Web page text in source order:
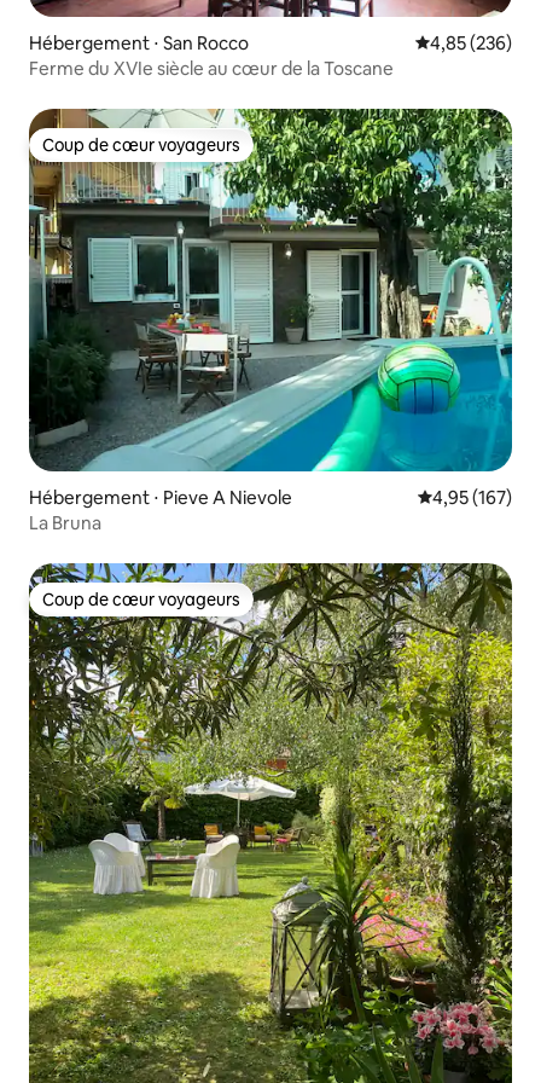
Hébergement ⋅ San Rocco Évaluation
4,85 (236)
Ferme du XVIe siècle au cœur de la Toscane
Coup de cœur voyageurs
Coup de cœur voyageurs
Hébergement ⋅ Pieve A Nievole Évaluation
4,95 (167)
La Bruna
Coup de cœur voyageurs
Coup de cœur voyageurs